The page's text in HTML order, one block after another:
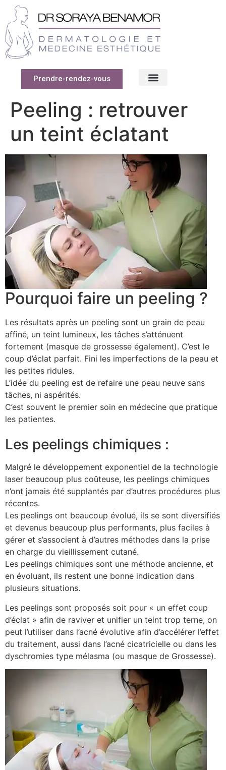
Prendre-rendez-vous
Peeling : retrouver
un teint éclatant
Pourquoi faire un peeling ?
Les résultats après un peeling sont un grain de peau
affiné, un teint lumineux, les tâches s’atténuent
fortement (masque de grossesse également). C’est le
coup d’éclat parfait. Fini les imperfections de la peau et
les petites ridules.
L’idée du peeling est de refaire une peau neuve sans
tâches, ni aspérités.
C’est souvent le premier soin en médecine que pratique
les patientes.
Les peelings chimiques :
Malgré le développement exponentiel de la technologie
laser beaucoup plus coûteuse, les peelings chimiques
n’ont jamais été supplantés par d’autres procédures plus
récentes.
Les peelings ont beaucoup évolué, ils se sont diversifiés
et devenus beaucoup plus performants, plus faciles à
gérer et s’associent à d’autres méthodes dans la prise
en charge du vieillissement cutané.
Les peelings chimiques sont une méthode ancienne, et
en évoluant, ils restent une bonne indication dans
plusieurs situations.
Les peelings sont proposés soit pour « un effet coup
d’éclat » afin de raviver et unifier un teint trop terne, on
peut l’utiliser dans l’acné évolutive afin d’accélérer l’effet
du traitement, aussi dans l’acné cicatricielle ou dans les
dyschromies type mélasma (ou masque de Grossesse).